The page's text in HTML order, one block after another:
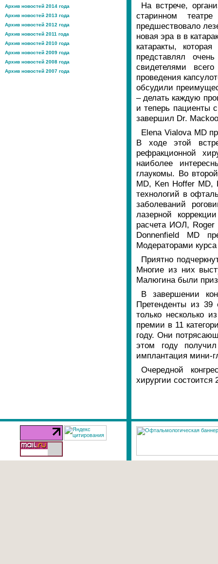
Архив новостей 2014 года
Архив новостей 2013 года
Архив новостей 2012 года
Архив новостей 2011 года
Архив новостей 2010 года
Архив новостей 2009 года
Архив новостей 2008 года
Архив новостей 2007 года
На встрече,
старинном
предшествовало
новая эра в в
катаракты,
представлял
свидетелями
проведения
обсудили
– делать каждую
и теперь пациенты
завершил Dr.
Elena Vialova MD
В ходе этой
рефракционной
наиболее
глаукомы. Во
MD, Ken Hoffer MD,
технологий в
заболеваний
лазерной
расчета ИОЛ, Roger
Donnenfield MD
Модераторами
Приятно
Многие из них
Малюгина были
В завершении
Претенденты из
только несколько
премии в 11
году. Они
этом году
имплантация мини-
Очередной
хирургии состоится